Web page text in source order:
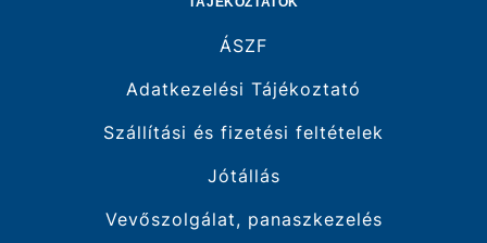
ÁSZF
Adatkezelési Tájékoztató
Szállítási és fizetési feltételek
Jótállás
Vevőszolgálat, panaszkezelés